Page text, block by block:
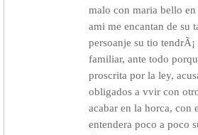
malo con maria bello en
ami me encantan de su
persoanje su tio
familiar, ante todo
proscrita por la ley,
obligados a vvir con
acabar en la horca, con
entendera poco a poco